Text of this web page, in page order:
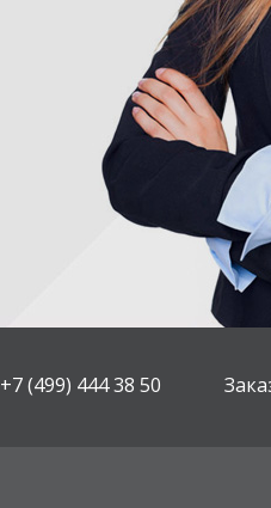
+7 (499) 444 38 50